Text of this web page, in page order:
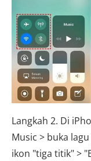
Langkah 2. Di
Music > buka
ikon "tiga titik" >